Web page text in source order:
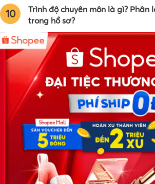
10
Trình độ chuyên môn là gì? Phân
trong hồ sơ?
Công ty TNHH Eyeplus
Địa chỉ: Số 81, ngõ 68, đường Cầu Giấy,
Hoa, Quận Cầu Giấy, TP Hà Nội,
SĐT: 0981 448 766
Email:
VỀ CHÚNG TÔI